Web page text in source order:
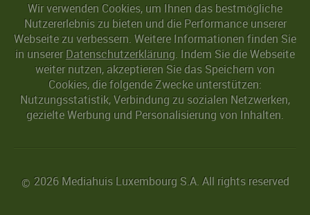
Wir verwenden Cookies, um Ihnen das bestmögliche
Nutzererlebnis zu bieten und die Performance unserer
Webseite zu verbessern. Weitere Informationen finden Sie
in unserer Datenschutzerklärung. Indem Sie die Webseite
weiter nutzen, akzeptieren Sie das Speichern von
Cookies, die folgende Zwecke unterstützen:
Nutzungsstatistik, Verbindung zu sozialen Netzwerken,
gezielte Werbung und Personalisierung von Inhalten.
© 2026 Mediahuis Luxembourg S.A. All rights reserved